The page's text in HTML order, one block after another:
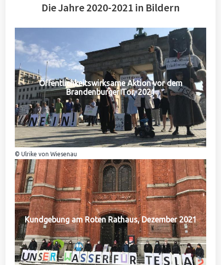
Die Jahre 2020-2021 in Bildern
Öffentlichkeitswirksame Aktion vor dem
Brandenburger Tor, 2021
© Ulrike von Wiesenau
Kundgebung am Roten Rathaus, Dezember 2021